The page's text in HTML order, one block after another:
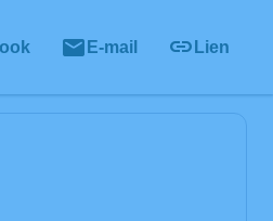
E-mail Lien